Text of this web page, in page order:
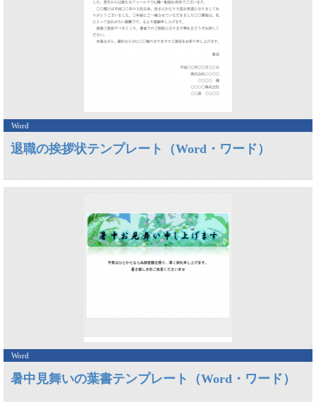
Word
退職の挨拶状テンプレート（Word・ワード）
Word
暑中見舞いの葉書テンプレート（Word・ワード）